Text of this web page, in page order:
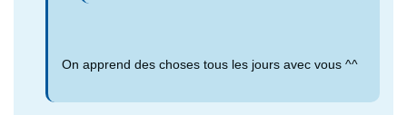
On apprend des choses tous les jours avec vous ^^